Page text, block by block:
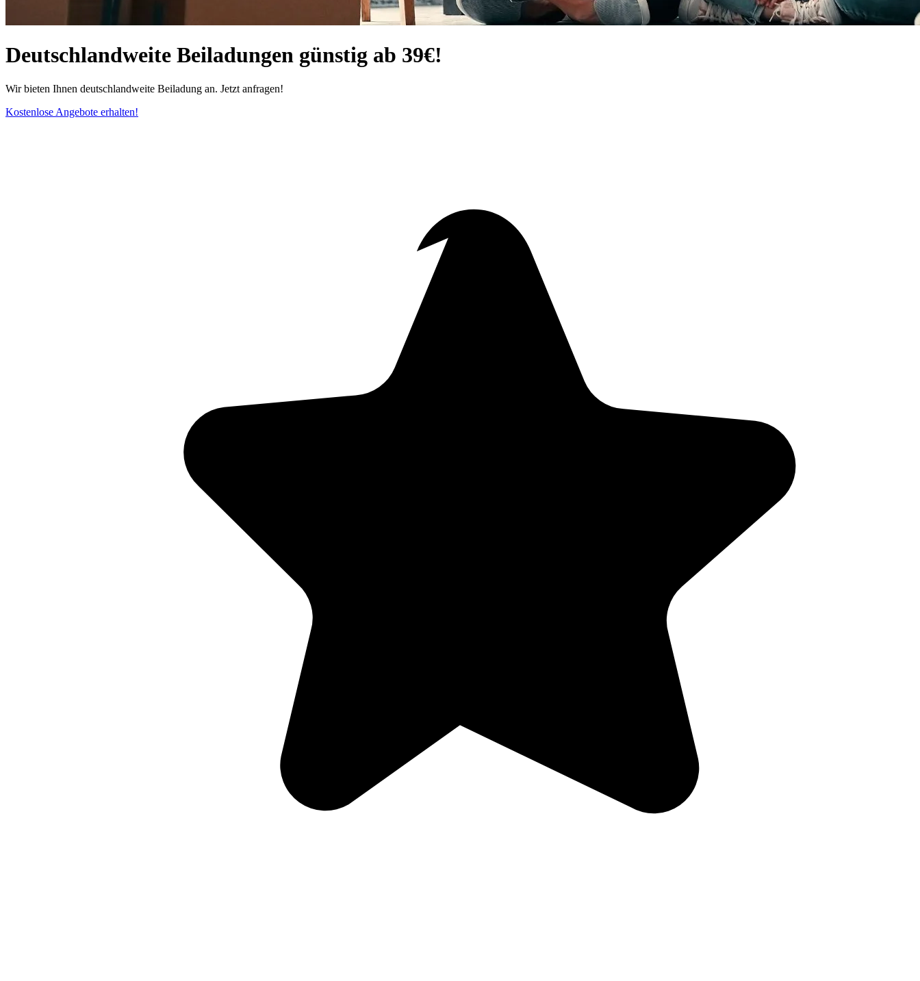
Deutschlandweite Beiladungen günstig ab 39€!
Wir bieten Ihnen deutschlandweite Beiladung an. Jetzt anfragen!
Kostenlose Angebote erhalten!